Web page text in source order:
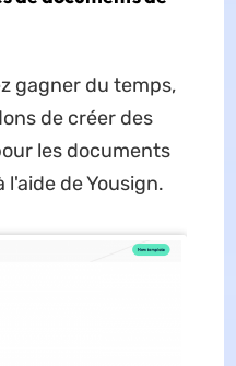
gagner du temps,
de créer des
les documents
de Yousign.